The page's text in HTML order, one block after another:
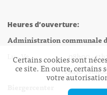
Heures d’ouverture:
Administration communale
Lu - Ve 08h00 -
13h30 -
Certains cookies sont
ce site. En outre, certains
votre